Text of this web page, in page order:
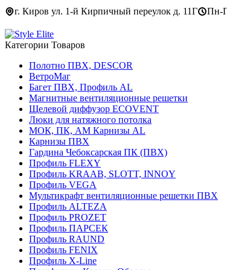
г. Киров ул. 1-й Кирпичный переулок д. 11Г Пн-
Категории Товаров
Полотно ПВХ, DESCOR
ВетроМаг
Багет ПВХ, Профиль AL
Магнитные вентиляционные решетки
Щелевой диффузор ECOVENT
Люки для натяжного потолка
МОК, ПК, АМ Карнизы AL
Карнизы ПВХ
Гардина Чебоксарская ПК (ПВХ)
Профиль FLEXY
Профиль KRAAB, SLOTT, INNOY
Профиль VEGA
Мультикрафт вентиляционные решетки ПВХ
Профиль ALTEZA
Профиль PROZET
Профиль ПАРСЕК
Профиль RAUND
Профиль FENIX
Профиль Х-Line